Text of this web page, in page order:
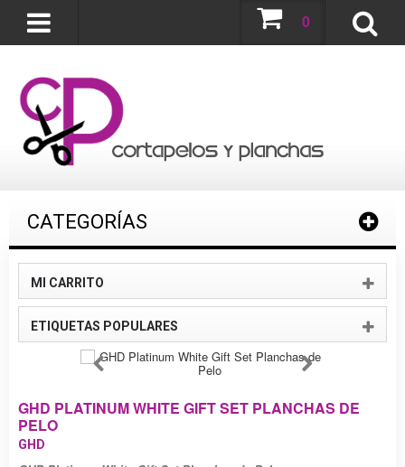
0
CATEGORÍAS
MI CARRITO
ETIQUETAS POPULARES
GHD PLATINUM WHITE GIFT SET PLANCHAS DE
PELO
GHD